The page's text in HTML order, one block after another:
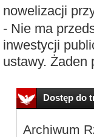
nowelizacji
- Nie ma
inwestycji
ustawy. Żaden
Dostęp do
Archiwum